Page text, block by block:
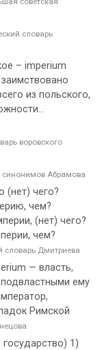
словарь
– imperium
из польского,
воровского
синонимов Абрамова
(нет) чего?
чем?
(нет) чего?
чем?
словарь Дмитриева
— власть,
ему
Римской
1)